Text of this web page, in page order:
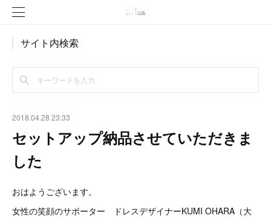
サイト内検索
2018.04.28 23:33
セットアップ納品させていただきま
した
おはようございます。
女性の笑顔のサポーター ドレスデザイナーKUMI OHARA（大